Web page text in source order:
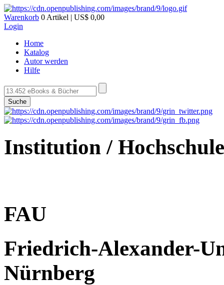
Warenkorb 0 Artikel | US$ 0,00
Login
Home
Katalog
Autor werden
Hilfe
Suche
Institution / Hochschule
FAU
Friedrich-Alexander-
Nürnberg